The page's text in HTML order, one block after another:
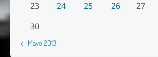
23
24 25 26 27
30
← Mayo 2013